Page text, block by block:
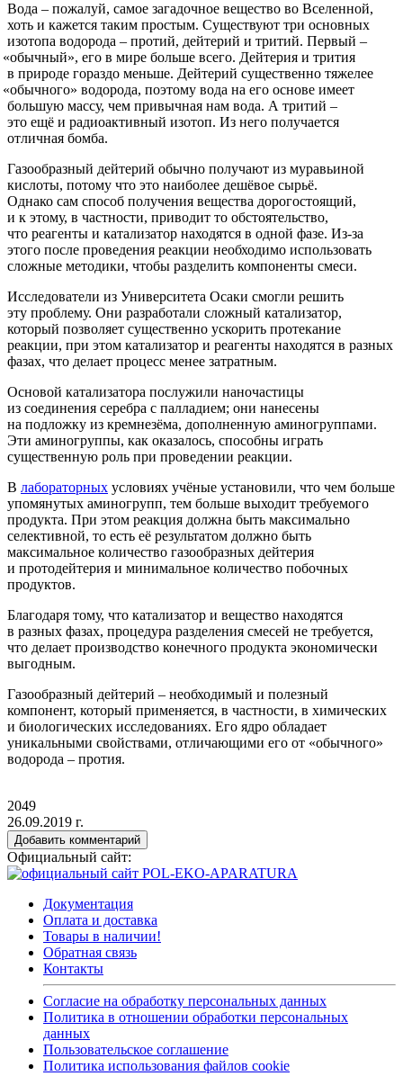
Вода – пожалуй, самое загадочное вещество во Вселенной,
хоть и кажется таким простым. Существуют три основных
изотопа водорода – протий, дейтерий и тритий. Первый –
«обычный», его в мире больше всего. Дейтерия и трития
в природе гораздо меньше. Дейтерий существенно тяжелее
«обычного» водорода, поэтому вода на его основе имеет
большую массу, чем привычная нам вода. А тритий –
это ещё и радиоактивный изотоп. Из него получается
отличная бомба.
Газообразный дейтерий обычно получают из муравьиной
кислоты, потому что это наиболее дешёвое сырьё.
Однако сам способ получения вещества дорогостоящий,
и к этому, в частности, приводит то обстоятельство,
что реагенты и катализатор находятся в одной фазе. Из-за
этого после проведения реакции необходимо использовать
сложные методики, чтобы разделить компоненты смеси.
Исследователи из Университета Осаки смогли решить
эту проблему. Они разработали сложный катализатор,
который позволяет существенно ускорить протекание
реакции, при этом катализатор и реагенты находятся в разных
фазах, что делает процесс менее затратным.
Основой катализатора послужили наночастицы
из соединения серебра с палладием; они нанесены
на подложку из кремнезёма, дополненную аминогруппами.
Эти аминогруппы, как оказалось, способны играть
существенную роль при проведении реакции.
В лабораторных условиях учёные установили, что чем больше
упомянутых аминогрупп, тем больше выходит требуемого
продукта. При этом реакция должна быть максимально
селективной, то есть её результатом должно быть
максимальное количество газообразных дейтерия
и протодейтерия и минимальное количество побочных
продуктов.
Благодаря тому, что катализатор и вещество находятся
в разных фазах, процедура разделения смесей не требуется,
что делает производство конечного продукта экономически
выгодным.
Газообразный дейтерий – необходимый и полезный
компонент, который применяется, в частности, в химических
и биологических исследованиях. Его ядро обладает
уникальными свойствами, отличающими его от «обычного»
водорода – протия.
2049
26.09.2019 г.
Добавить комментарий
Официальный сайт:
Документация
Оплата и доставка
Товары в наличии!
Обратная связь
Контакты
Согласие на обработку персональных данных
Политика в отношении обработки персональных
данных
Пользовательское соглашение
Политика использования файлов cookie